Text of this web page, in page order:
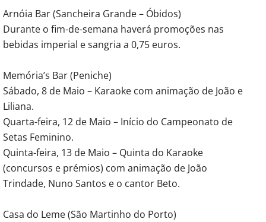
Arnóia Bar (Sancheira Grande – Óbidos)
Durante o fim-de-semana haverá promoções nas
bebidas imperial e sangria a 0,75 euros.
Memória’s Bar (Peniche)
Sábado, 8 de Maio – Karaoke com animação de João e
Liliana.
Quarta-feira, 12 de Maio – Início do Campeonato de
Setas Feminino.
Quinta-feira, 13 de Maio – Quinta do Karaoke
(concursos e prémios) com animação de João
Trindade, Nuno Santos e o cantor Beto.
Casa do Leme (São Martinho do Porto)